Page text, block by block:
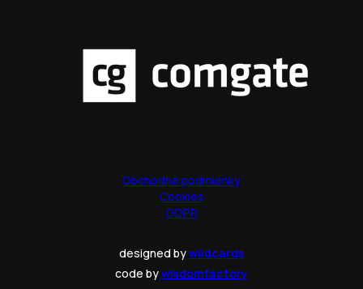
Obchodné podmienky
Cookies
GDPR
designed bywildcards
code bywisdomfactory